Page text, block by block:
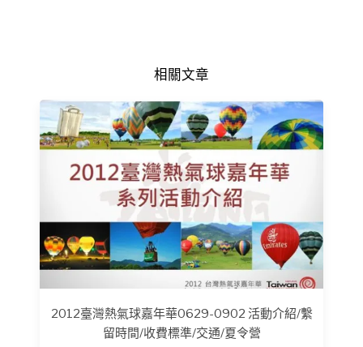
相關文章
2012臺灣熱氣球嘉年華0629-0902 活動介紹/繫
留時間/收費標準/交通/夏令營